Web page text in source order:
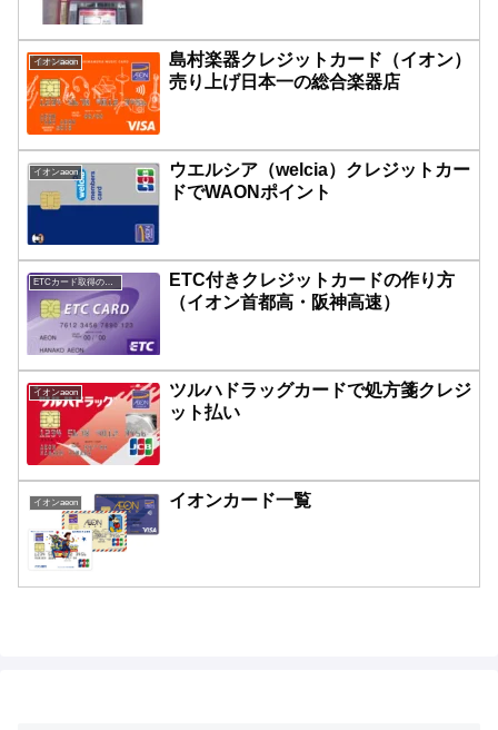
イオンaeon
島村楽器クレジットカード（イオン）
売り上げ日本一の総合楽器店
イオンaeon
ウエルシア（welcia）クレジットカー
ドでWAONポイント
ETCカード取得の方法
ETC付きクレジットカードの作り方
（イオン首都高・阪神高速）
イオンaeon
ツルハドラッグカードで処方箋クレジ
ット払い
イオンaeon イオンカード一覧